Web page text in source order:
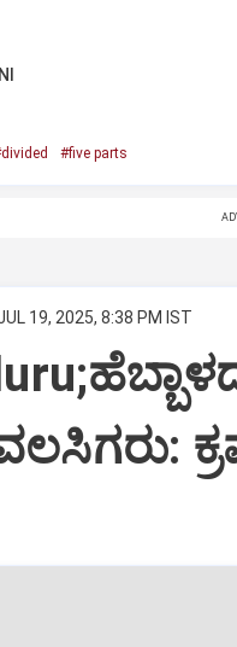
#five parts
19, 2025, 8:38 PM IST